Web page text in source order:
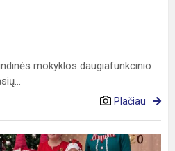
mokyklos daugiafunkcinio
Plačiau